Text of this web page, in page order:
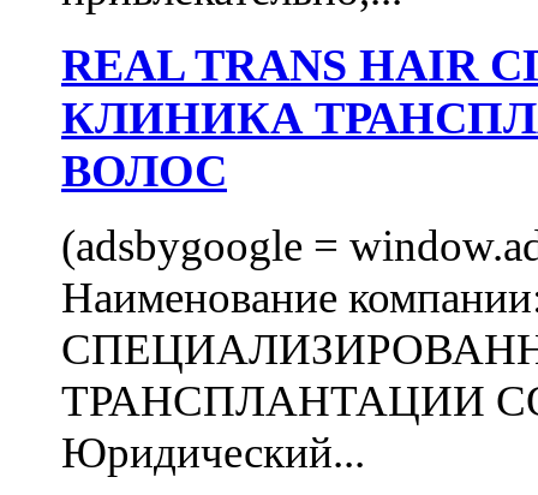
REAL TRANS
КЛИНИКА
ВОЛОС
(adsbygoogle =
Наименование
ТРАНСПЛАНТАЦИИ
Юридический...